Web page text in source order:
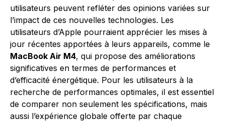
utilisateurs peuvent refléter des opinions variées sur
l’impact de ces nouvelles technologies. Les
utilisateurs d’Apple pourraient apprécier les mises à
jour récentes apportées à leurs appareils, comme le
MacBook Air M4, qui propose des améliorations
significatives en termes de performances et
d’efficacité énergétique. Pour les utilisateurs à la
recherche de performances optimales, il est essentiel
de comparer non seulement les spécifications, mais
aussi l’expérience globale offerte par chaque